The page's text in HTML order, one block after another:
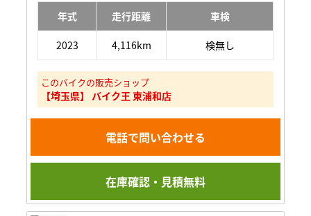
年式 走行距離 車検
2023 4,116km 検無し
このバイクの販売ショップ
【埼玉県】 バイク王 東浦和店
電話で問い合わせる
在庫確認・見積無料